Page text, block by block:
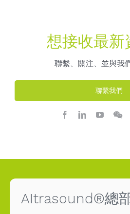
想接收最新
聯繫、關注、並與我
聯繫我們
AItrasound®總